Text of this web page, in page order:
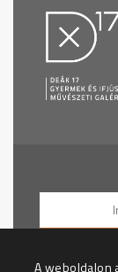
A weboldalon